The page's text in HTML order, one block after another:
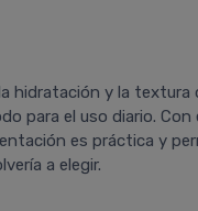
hidratación y la textura
para el uso diario. Con
es práctica y
a elegir.